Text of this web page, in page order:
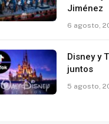
Jiménez
6 agosto,
Disney y
juntos
5 agosto,